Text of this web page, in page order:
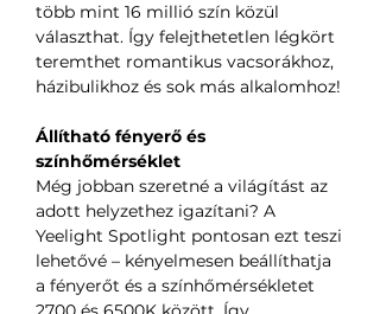
több mint 16 millió szín közül
választhat. Így felejthetetlen légkört
teremthet romantikus vacsorákhoz,
házibulikhoz és sok más alkalomhoz!
Állítható fényerő és
színhőmérséklet
Még jobban szeretné a világítást az
adott helyzethez igazítani? A
Yeelight Spotlight pontosan ezt teszi
lehetővé – kényelmesen beállíthatja
a fényerőt és a színhőmérsékletet